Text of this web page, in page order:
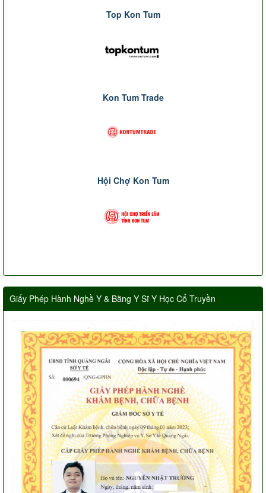
Top Kon Tum
Kon Tum Trade
Hội Chợ Kon Tum
Giấy Phép Hành Nghề Y & Bằng Y Sĩ Y Học Cổ Truyền